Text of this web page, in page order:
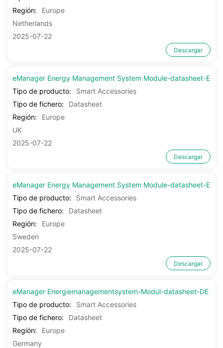
Región:
Europe
Netherlands
2025-07-22
Descargar
eManager Energy Management System Module-datasheet-EN
Tipo de producto:
Smart Accessories
Tipo de fichero:
Datasheet
Región:
Europe
UK
2025-07-22
Descargar
eManager Energy Management System Module-datasheet-EN-
Tipo de producto:
Smart Accessories
Tipo de fichero:
Datasheet
Región:
Europe
Sweden
2025-07-22
Descargar
eManager Energiemanagementsystem-Modul-datasheet-DE
Tipo de producto:
Smart Accessories
Tipo de fichero:
Datasheet
Región:
Europe
Germany